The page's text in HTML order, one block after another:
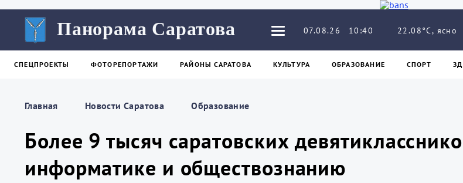
Панорама Саратова 07.08.26 10:40 22.08°C, ясно
СПЕЦПРОЕКТЫ ФОТОРЕПОРТАЖИ РАЙОНЫ САРАТОВА КУЛЬТУРА ОБРАЗОВАНИЕ СПОРТ
Главная Новости Саратова Образование
Более 9 тысяч саратовских
информатике и обществознанию